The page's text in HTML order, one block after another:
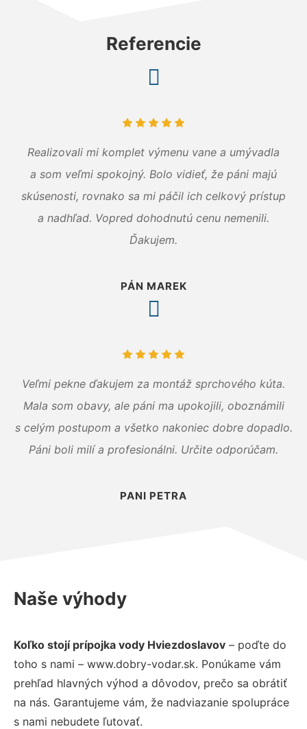
Referencie
Realizovali mi komplet výmenu vane a umývadla
a som veľmi spokojný. Bolo vidieť, že páni majú
skúsenosti, rovnako sa mi páčil ich celkový prístup
a nadhľad. Vopred dohodnutú cenu nemenili.
Ďakujem.
PÁN MAREK
Veľmi pekne ďakujem za montáž sprchového kúta.
Mala som obavy, ale páni ma upokojili, oboznámili
s celým postupom a všetko nakoniec dobre dopadlo.
Páni boli milí a profesionálni. Určite odporúčam.
PANI PETRA
Naše výhody
Koľko stojí prípojka vody Hviezdoslavov – poďte do
toho s nami – www.dobry-vodar.sk. Ponúkame vám
prehľad hlavných výhod a dôvodov, prečo sa obrátiť
na nás. Garantujeme vám, že nadviazanie spolupráce
s nami nebudete ľutovať.